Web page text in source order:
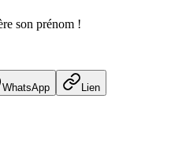
son prénom !
WhatsApp Lien